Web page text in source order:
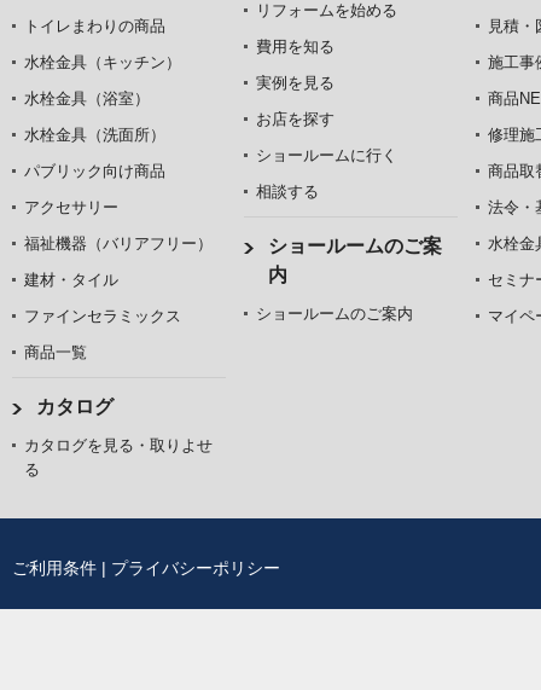
トイレまわりの商品
水栓金具（キッチン）
水栓金具（浴室）
水栓金具（洗面所）
パブリック向け商品
アクセサリー
福祉機器（バリアフリー）
建材・タイル
ファインセラミックス
商品一覧
カタログ
カタログを見る・取りよせ
る
リフォームを始める
費用を知る
実例を見る
お店を探す
ショールームに行く
相談する
ショールームのご案
内
ショールームのご案内
見積・
施工事
商品
修理施
商品取
法令・
水栓金
セミナ
マイペ
ご利用条件 | プライバシーポリシー